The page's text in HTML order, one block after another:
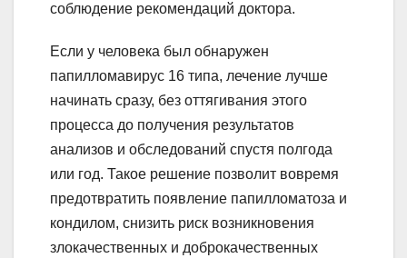
соблюдение рекомендаций доктора.
Если у человека был обнаружен
папилломавирус 16 типа, лечение лучше
начинать сразу, без оттягивания этого
процесса до получения результатов
анализов и обследований спустя полгода
или год. Такое решение позволит вовремя
предотвратить появление папилломатоза и
кондилом, снизить риск возникновения
злокачественных и доброкачественных